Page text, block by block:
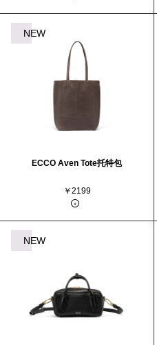
NEW
ECCO Aven Tote托特包
￥2199
NEW